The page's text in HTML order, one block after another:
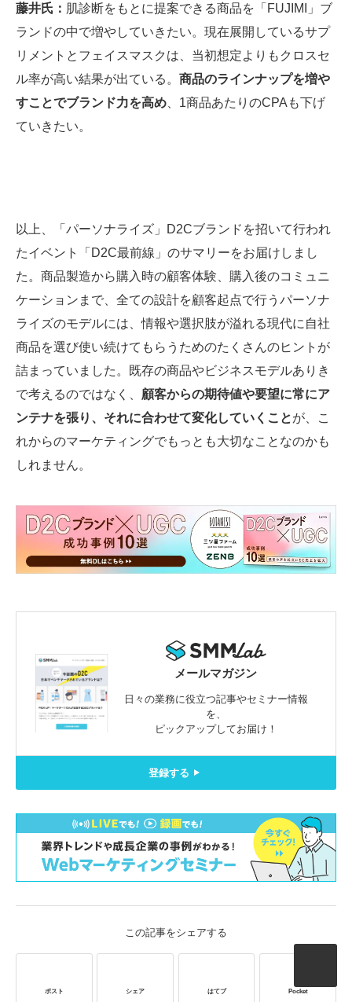
藤井氏： 肌診断をもとに提案できる商品を「FUJIMI」ブ
ランドの中で増やしていきたい。現在展開しているサプ
リメントとフェイスマスクは、当初想定よりもクロスセ
ル率が高い結果が出ている。 商品のラインナップを増や
すことでブランド力を高め 、1商品あたりのCPAも下げ
ていきたい。
以上、「パーソナライズ」D2Cブランドを招いて行われ
たイベント「D2C最前線」のサマリーをお届けしまし
た。商品製造から購入時の顧客体験、購入後のコミュニ
ケーションまで、全ての設計を顧客起点で行うパーソナ
ライズのモデルには、情報や選択肢が溢れる現代に自社
商品を選び使い続けてもらうためのたくさんのヒントが
詰まっていました。既存の商品やビジネスモデルありき
で考えるのではなく、 顧客からの期待値や要望に常にア
ンテナを張り、それに合わせて変化していくことが、こ
れからのマーケティングでもっとも大切なことなのかも
しれません。
メールマガジン
日々の業務に役立つ記事やセミナー情報
を、
ピックアップしてお届け！
登録する
この記事をシェアする
ポスト シェア はてブ Pocket